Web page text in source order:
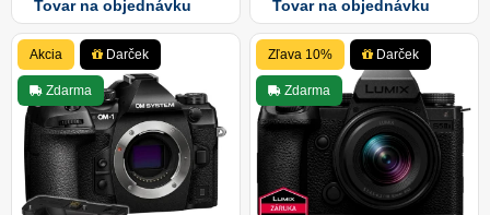
Tovar na objednávku Tovar na objednávku
Akcia Darček
Zdarma
Zľava 10% Darček
Zdarma